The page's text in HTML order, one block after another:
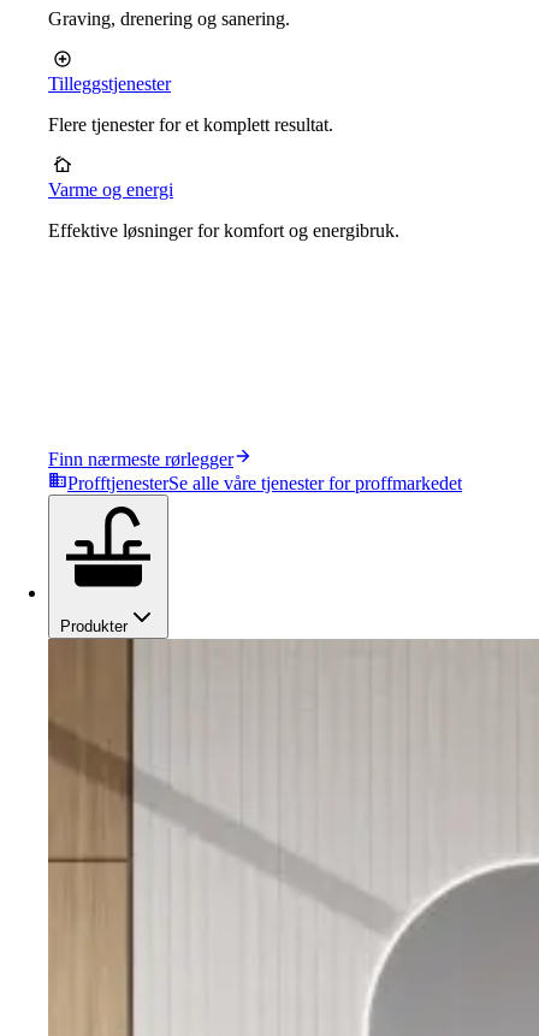
Graving, drenering og sanering.
Tilleggstjenester
Flere tjenester for et komplett resultat.
Varme og energi
Effektive løsninger for komfort og energibruk.
Finn nærmeste rørlegger
ProfftjenesterSe alle våre tjenester for proffmarkedet
Produkter